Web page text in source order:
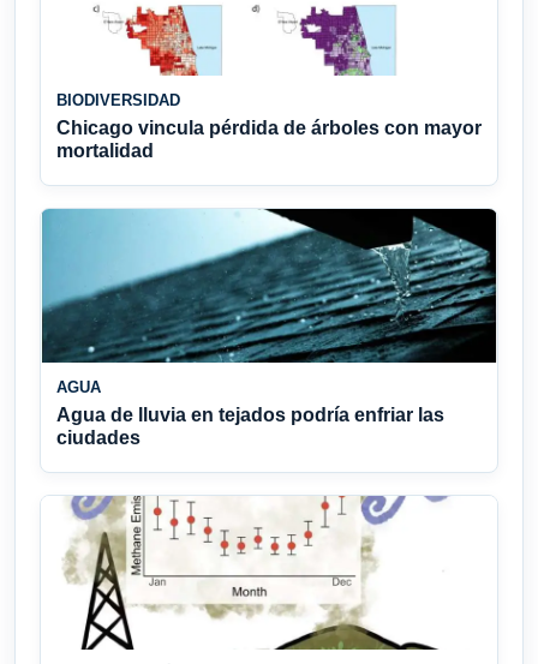
BIODIVERSIDAD
Chicago vincula pérdida de árboles con mayor
mortalidad
AGUA
Agua de lluvia en tejados podría enfriar las
ciudades